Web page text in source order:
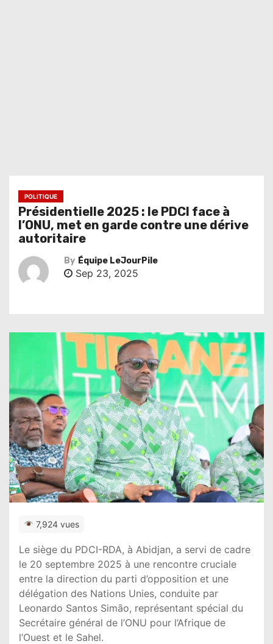
POLITIQUE
Présidentielle 2025 : le PDCI face à
l’ONU, met en garde contre une dérive
autoritaire
By Équipe LeJourPile
Sep 23, 2025
7,924 vues
Le siège du PDCI-RDA, à Abidjan, a servi de cadre
le 20 septembre 2025 à une rencontre cruciale
entre la direction du parti d’opposition et une
délégation des Nations Unies, conduite par
Leonardo Santos Simāo, représentant spécial du
Secrétaire général de l’ONU pour l’Afrique de
l’Ouest et le Sahel.